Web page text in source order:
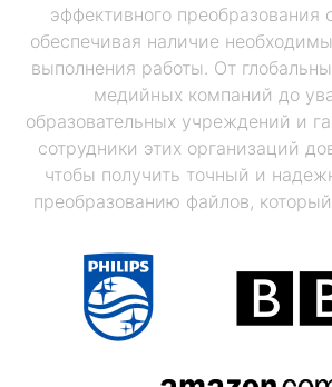
эффективного преобразования
обеспечивая наличие
выполнения работы. От
медийных компаний до
образовательных учреждений и
сотрудники этих организаций
чтобы получить точный и
преобразованию файлов,